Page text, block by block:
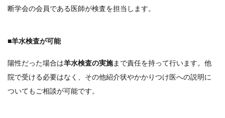
断学会の会員である医師が検査を担当します。
■羊水検査が可能
陽性だった場合は羊水検査の実施まで責任を持って行います。他
院で受ける必要はなく、その他紹介状やかかりつけ医への説明に
ついてもご相談が可能です。